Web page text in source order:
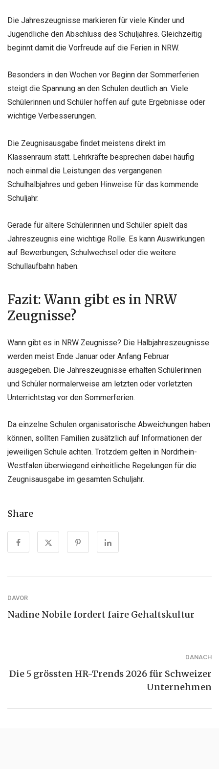
Die Jahreszeugnisse markieren für viele Kinder und
Jugendliche den Abschluss des Schuljahres. Gleichzeitig
beginnt damit die Vorfreude auf die Ferien in NRW.
Besonders in den Wochen vor Beginn der Sommerferien
steigt die Spannung an den Schulen deutlich an. Viele
Schülerinnen und Schüler hoffen auf gute Ergebnisse oder
wichtige Verbesserungen.
Die Zeugnisausgabe findet meistens direkt im
Klassenraum statt. Lehrkräfte besprechen dabei häufig
noch einmal die Leistungen des vergangenen
Schulhalbjahres und geben Hinweise für das kommende
Schuljahr.
Gerade für ältere Schülerinnen und Schüler spielt das
Jahreszeugnis eine wichtige Rolle. Es kann Auswirkungen
auf Bewerbungen, Schulwechsel oder die weitere
Schullaufbahn haben.
Fazit: Wann gibt es in NRW
Zeugnisse?
Wann gibt es in NRW Zeugnisse? Die Halbjahreszeugnisse
werden meist Ende Januar oder Anfang Februar
ausgegeben. Die Jahreszeugnisse erhalten Schülerinnen
und Schüler normalerweise am letzten oder vorletzten
Unterrichtstag vor den Sommerferien.
Da einzelne Schulen organisatorische Abweichungen haben
können, sollten Familien zusätzlich auf Informationen der
jeweiligen Schule achten. Trotzdem gelten in Nordrhein-
Westfalen überwiegend einheitliche Regelungen für die
Zeugnisausgabe im gesamten Schuljahr.
Share
DAVOR
Nadine Nobile fordert faire Gehaltskultur
DANACH
Die 5 grössten HR-Trends 2026 für Schweizer
Unternehmen